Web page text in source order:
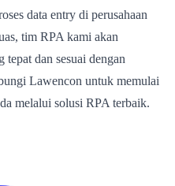
data entry di perusahaan
tim RPA kami akan
tepat dan sesuai dengan
Lawencon untuk memulai
melalui solusi RPA terbaik.